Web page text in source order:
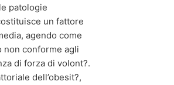
patologie
un fattore
agendo come
non conforme agli
di forza di volont?.
dell’obesit?,